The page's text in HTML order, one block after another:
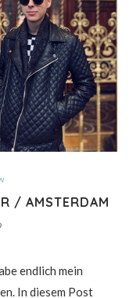
/ AMSTERDAM
endlich mein
In diesem Post